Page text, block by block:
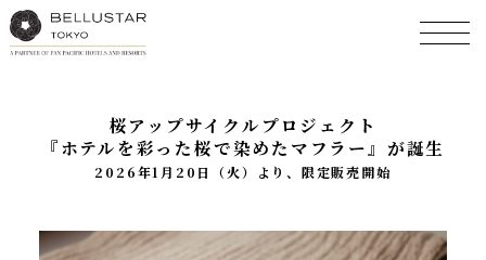
桜アップサイクルプロジェクト
『ホテルを彩った桜で染めたマフラー』が誕生
2026年1月20日（火）より、限定販売開始